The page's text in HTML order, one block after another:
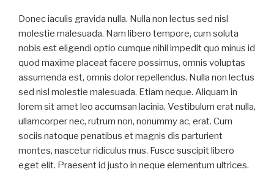
Donec iaculis gravida nulla. Nulla non lectus sed nisl
molestie malesuada. Nam libero tempore, cum soluta
nobis est eligendi optio cumque nihil impedit quo minus id
quod maxime placeat facere possimus, omnis voluptas
assumenda est, omnis dolor repellendus. Nulla non lectus
sed nisl molestie malesuada. Etiam neque. Aliquam in
lorem sit amet leo accumsan lacinia. Vestibulum erat nulla,
ullamcorper nec, rutrum non, nonummy ac, erat. Cum
sociis natoque penatibus et magnis dis parturient
montes, nascetur ridiculus mus. Fusce suscipit libero
eget elit. Praesent id justo in neque elementum ultrices.